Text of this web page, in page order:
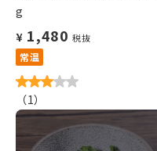
g
¥ 1,480 税抜
常温
（1）